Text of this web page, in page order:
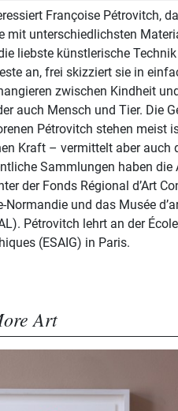
Françoise Pétrovitch,
mit unterschiedlichsten
liebste künstlerische
an, frei skizziert sie in
zwischen Kindheit
auch Mensch und Tier. Die
Pétrovitch stehen meist
Kraft – vermittelt aber auch
Sammlungen haben die
der Fonds Régional d’Art
Normandie und das Musée
Pétrovitch lehrt an der
(ESAIG) in Paris.
Art